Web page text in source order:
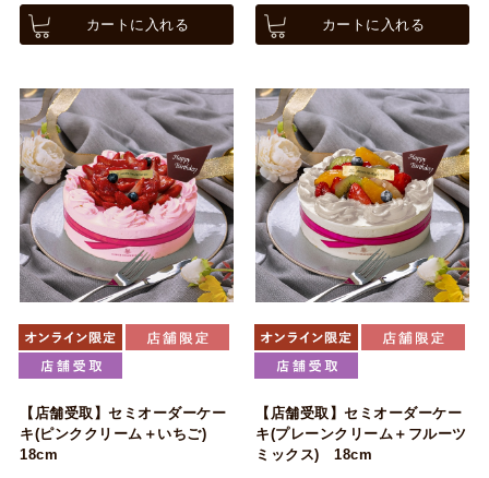
カートに入れる カートに入れる
【店舗受取】セミオーダーケー
キ(ピンククリーム＋いちご)
18cm
【店舗受取】セミオーダーケー
キ(プレーンクリーム＋フルーツ
ミックス) 18cm